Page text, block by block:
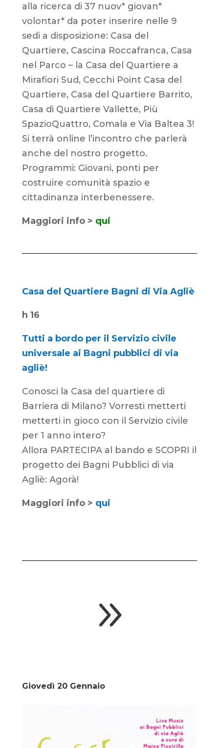
alla ricerca di 37 nuov* giovan*
volontar* da poter inserire nelle 9
sedi a disposizione: Casa del
Quartiere, Cascina Roccafranca, Casa
nel Parco – la Casa del Quartiere a
Mirafiori Sud, Cecchi Point Casa del
Quartiere, Casa del Quartiere Barrito,
Casa di Quartiere Vallette, Più
SpazioQuattro, Comala e Via Baltea 3!
Si terrà online l’incontro che parlerà
anche del nostro progetto.
Programmi: Giovani, ponti per
costruire comunità spazio e
cittadinanza interbenessere.
Maggiori info > qui
Casa del Quartiere Bagni di Via Agliè
h 16
Tutti a bordo per il Servizio civile
universale ai Bagni pubblici di via
agliè!
Conosci la Casa del quartiere di
Barriera di Milano? Vorresti metterti
metterti in gioco con il Servizio civile
per 1 anno intero?
Allora PARTECIPA al bando e SCOPRI il
progetto dei Bagni Pubblici di via
Agliè: Agorà!
Maggiori info > qui
9
Giovedì 20 Gennaio